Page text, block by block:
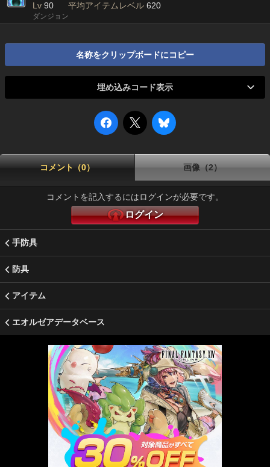
Lv 90 平均アイテムレベル 620
ダンジョン
名称をクリップボードにコピー
埋め込みコード表示
コメント（0） 画像（2）
コメントを記入するにはログインが必要です。
ログイン
手防具
防具
アイテム
エオルゼアデータベース